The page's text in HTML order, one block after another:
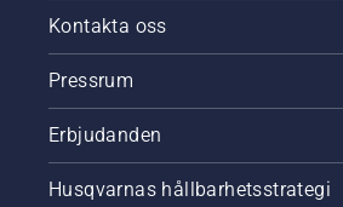
Kontakta oss
Pressrum
Erbjudanden
Husqvarnas hållbarhetsstrategi